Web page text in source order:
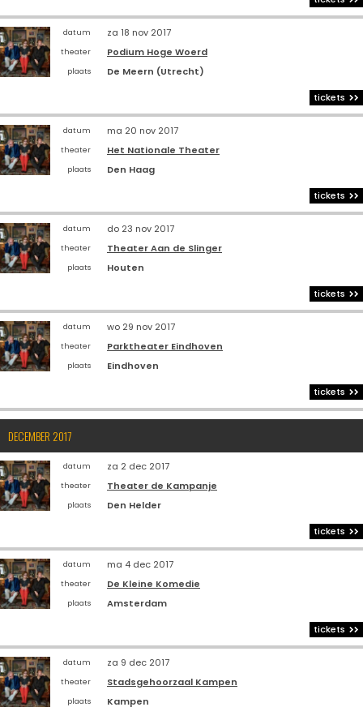
datum za 18 nov 2017
theater Podium Hoge Woerd
plaats
De Meern (Utrecht)
tickets
datum ma 20 nov 2017
theater Het Nationale Theater
plaats
Den Haag
tickets
datum do 23 nov 2017
theater Theater Aan de Slinger
plaats
Houten
tickets
datum wo 29 nov 2017
theater Parktheater Eindhoven
plaats
Eindhoven
tickets
DECEMBER 2017
datum za 2 dec 2017
theater Theater de Kampanje
plaats
Den Helder
tickets
datum ma 4 dec 2017
theater De Kleine Komedie
plaats
Amsterdam
tickets
datum za 9 dec 2017
theater Stadsgehoorzaal Kampen
plaats
Kampen